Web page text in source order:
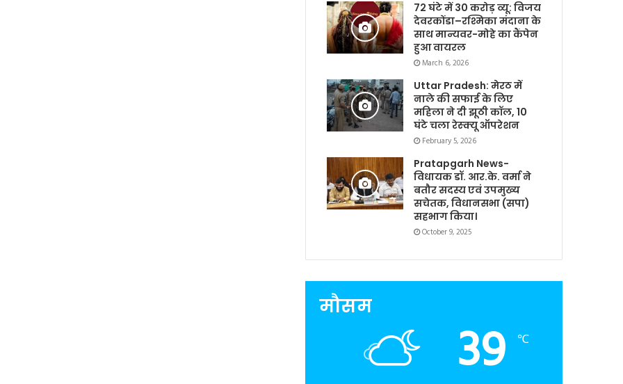
72 घंटे में 30 करोड़ व्यू: विजय
देवरकोंडा–रश्मिका मंदाना के
साथ मान्यवर-मोहे का कैंपेन
हुआ वायरल
March 6, 2026
Uttar Pradesh: मेरठ में
नाले की सफाई के लिए
महिला ने दी झूठी कॉल, 10
घंटे चला रेस्क्यू ऑपरेशन
February 5, 2026
Pratapgarh News-
विधायक डॉ. आर.के. वर्मा ने
बतौर सदस्य एवं उपमुख्य
सचेतक, विधानसभा (सपा)
सहभाग किया।
October 9, 2025
मौसम
39 ℃